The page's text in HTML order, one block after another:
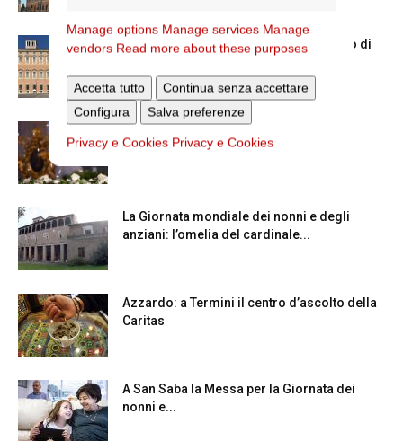
Manage options Manage services Manage
vendors Read more about these purposes
Accetta tutto
Continua senza accettare
Configura
Salva preferenze
Privacy e Cookies Privacy e Cookies
Chiusura estiva degli Uffici del Vicariato di
Maggiore
La Giornata mondiale dei nonni e degli
anziani: l’omelia del cardinale...
Azzardo: a Termini il centro d’ascolto della
Caritas
A San Saba la Messa per la Giornata dei
nonni e...